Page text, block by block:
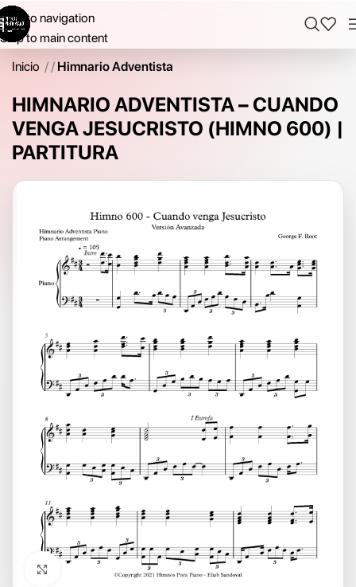
Skip to navigation
Skip to main content
Inicio / Himnario Adventista
HIMNARIO ADVENTISTA – CUANDO
VENGA JESUCRISTO (HIMNO 600) |
PARTITURA